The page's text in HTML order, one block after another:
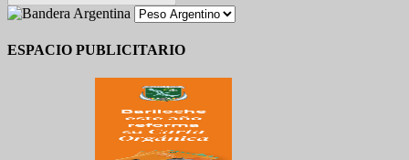
ESPACIO PUBLICITARIO